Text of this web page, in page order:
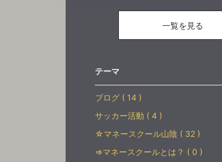
一覧を見る
テーマ
ブログ ( 14 )
サッカー活動 ( 4 )
☆マネースクール山陰 ( 32 )
⇒マネースクールとは？ ( 0 )